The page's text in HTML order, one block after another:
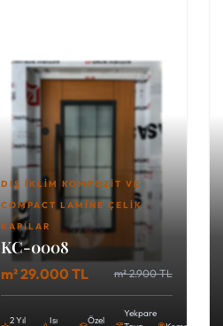
DIŞ İKLIM KOMPOZIT VE
COMPACT LAMINE ÇELIK
KAPILAR
KC-0008
m² 29.000 TL m² 2.900 TL
2 Yıl
Isı
Özel
Yekpare